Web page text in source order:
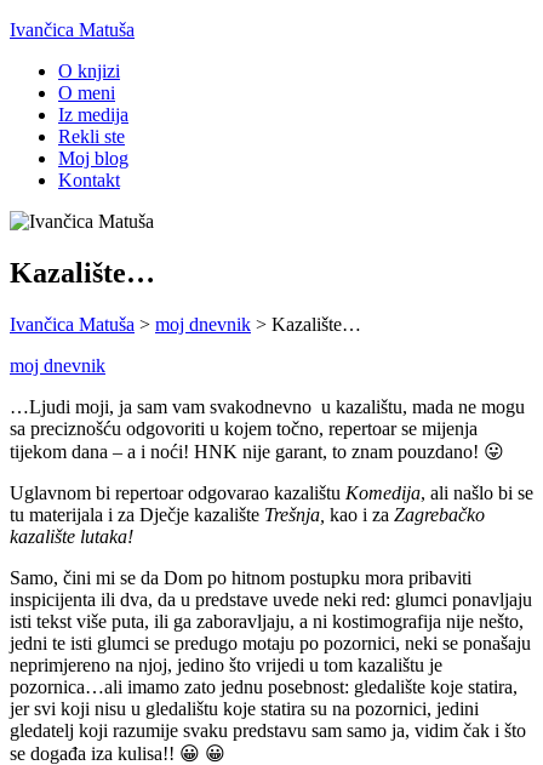
Ivančica Matuša
O knjizi
O meni
Iz medija
Rekli ste
Moj blog
Kontakt
Kazalište…
Ivančica Matuša > moj dnevnik > Kazalište…
moj dnevnik
…Ljudi moji, ja sam vam svakodnevno u kazalištu, mada ne mogu
sa preciznošću odgovoriti u kojem točno, repertoar se mijenja
tijekom dana – a i noći! HNK nije garant, to znam pouzdano! 😛
Uglavnom bi repertoar odgovarao kazalištu Komedija, ali našlo bi se
tu materijala i za Dječje kazalište Trešnja, kao i za Zagrebačko
kazalište lutaka!
Samo, čini mi se da Dom po hitnom postupku mora pribaviti
inspicijenta ili dva, da u predstave uvede neki red: glumci ponavljaju
isti tekst više puta, ili ga zaboravljaju, a ni kostimografija nije nešto,
jedni te isti glumci se predugo motaju po pozornici, neki se ponašaju
neprimjereno na njoj, jedino što vrijedi u tom kazalištu je
pozornica…ali imamo zato jednu posebnost: gledalište koje statira,
jer svi koji nisu u gledalištu koje statira su na pozornici, jedini
gledatelj koji razumije svaku predstavu sam samo ja, vidim čak i što
se događa iza kulisa!! 😀 😀